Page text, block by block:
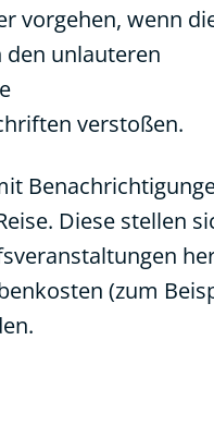
vorgehen, wenn
den unlauteren
verstoßen.
Diese stellen
(zum